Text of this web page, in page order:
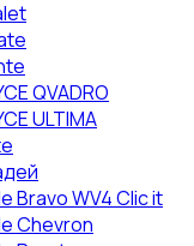
QVADRO
ULTIMA
WV4 Clic it
Chevron